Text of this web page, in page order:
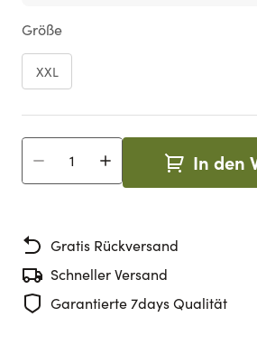
Größe
XXL
Menge In den
Gratis Rückversand
Schneller Versand
Garantierte 7days Qualität